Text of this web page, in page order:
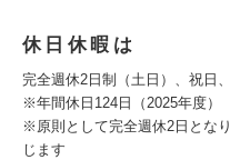
休日休暇は
完全週休2日制（土日）、祝日
※年間休日124日（2025年度）
※原則として完全週休2日とな
じます